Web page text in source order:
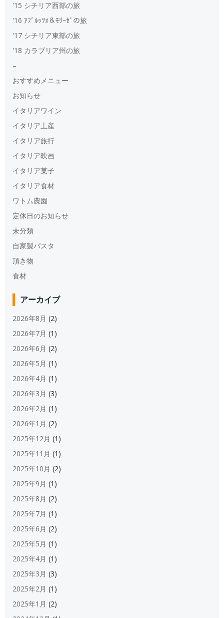
'15 シチリア西部の旅
'16 ｱﾌﾞﾙｯﾂｫ＆ﾓﾘｰｾﾞの旅
'17 シチリア東部の旅
'18 カラブリア州の旅
–
おすすめメニュー
お知らせ
イタリアワイン
イタリア土産
イタリア旅行
イタリア映画
イタリア菓子
イタリア食材
ワトム農園
定休日のお知らせ
未分類
自家製パスタ
頂き物
食材
アーカイブ
2026年8月 (2)
2026年7月 (1)
2026年6月 (2)
2026年5月 (1)
2026年4月 (1)
2026年3月 (3)
2026年2月 (1)
2026年1月 (2)
2025年12月 (1)
2025年11月 (1)
2025年10月 (2)
2025年9月 (1)
2025年8月 (2)
2025年7月 (1)
2025年6月 (2)
2025年5月 (1)
2025年4月 (1)
2025年3月 (3)
2025年2月 (1)
2025年1月 (2)